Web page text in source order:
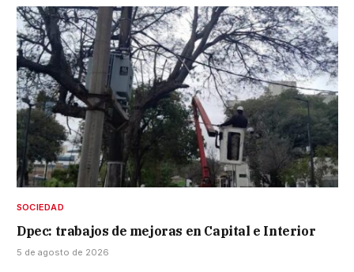
SOCIEDAD
Dpec: trabajos de mejoras en Capital e Interior
5 de agosto de 2026